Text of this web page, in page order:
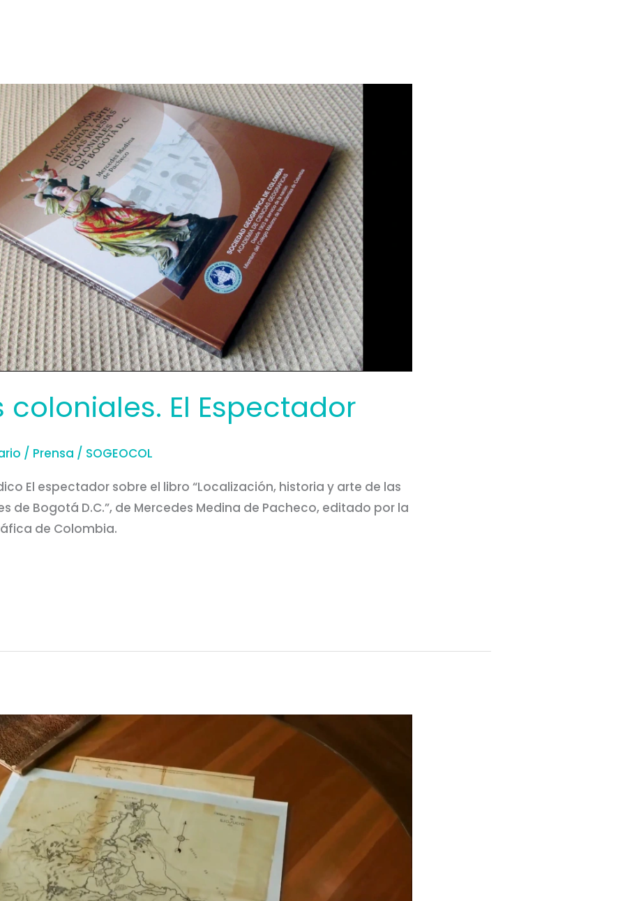
coloniales. El Espectador
/ Prensa / SOGEOCOL
El espectador sobre el libro “Localización, historia y arte de las
de Bogotá D.C.”, de Mercedes Medina de Pacheco, editado por la
de Colombia.